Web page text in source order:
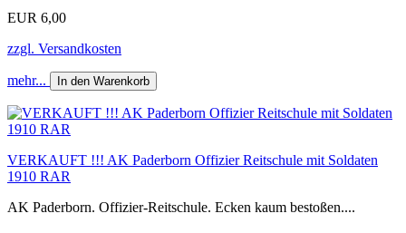
EUR 6,00
zzgl. Versandkosten
mehr... In den Warenkorb
VERKAUFT !!! AK Paderborn Offizier Reitschule mit Soldaten
1910 RAR
AK Paderborn. Offizier-Reitschule. Ecken kaum bestoßen....